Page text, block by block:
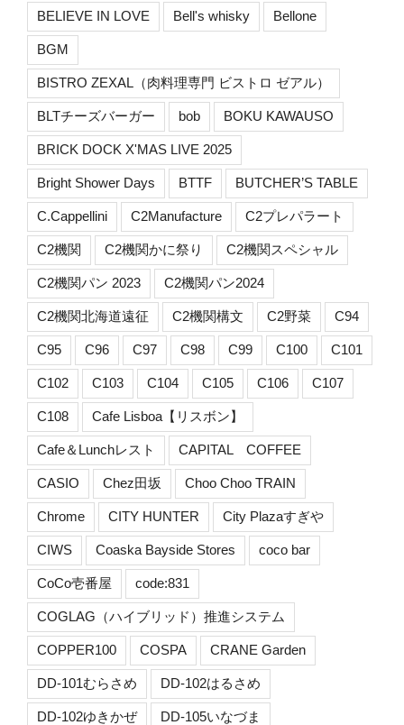
BELIEVE IN LOVE Bell's whisky Bellone
BGM
BISTRO ZEXAL（肉料理専門 ビストロ ゼアル）
BLTチーズバーガー bob BOKU KAWAUSO
BRICK DOCK X'MAS LIVE 2025
Bright Shower Days BTTF BUTCHER’S TABLE
C.Cappellini C2Manufacture C2プレパラート
C2機関 C2機関かに祭り C2機関スペシャル
C2機関パン 2023 C2機関パン2024
C2機関北海道遠征 C2機関構文 C2野菜 C94
C95 C96 C97 C98 C99 C100 C101
C102 C103 C104 C105 C106 C107
C108 Cafe Lisboa【リスボン】
Cafe＆Lunchレスト CAPITAL COFFEE
CASIO Chez田坂 Choo Choo TRAIN
Chrome CITY HUNTER City Plazaすぎや
CIWS Coaska Bayside Stores coco bar
CoCo壱番屋 code:831
COGLAG（ハイブリッド）推進システム
COPPER100 COSPA CRANE Garden
DD-101むらさめ DD-102はるさめ
DD-102ゆきかぜ DD-105いなづま